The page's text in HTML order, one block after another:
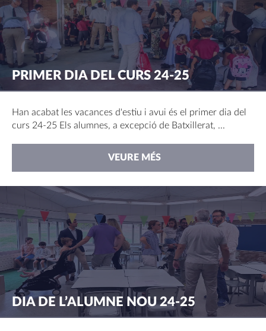
PRIMER DIA DEL CURS 24-25
Han acabat les vacances d'estiu i avui és el primer dia del
curs 24-25 Els alumnes, a excepció de Batxillerat, ...
VEURE MÉS
DIA DE L’ALUMNE NOU 24-25